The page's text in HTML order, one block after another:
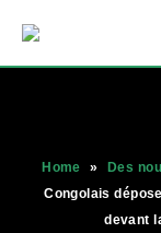
Home » Des
Congolais
devant